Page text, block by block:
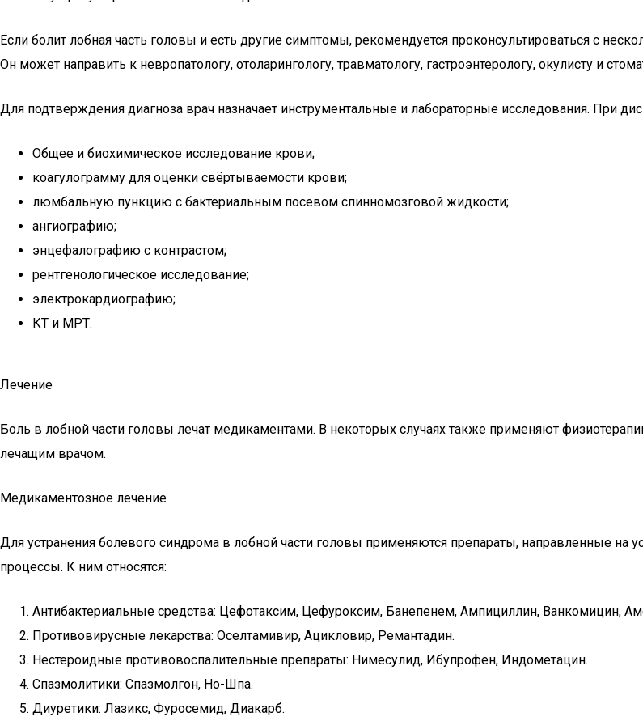
Если болит лобная часть головы и есть другие симптомы, рекомендуется проконсультироваться с
Он может направить к невропатологу, отоларингологу, травматологу, гастроэнтерологу, окулисту и
Для подтверждения диагноза врач назначает инструментальные и лабораторные исследования. При
Общее и биохимическое исследование крови;
коагулограмму для оценки свёртываемости крови;
люмбальную пункцию с бактериальным посевом спинномозговой жидкости;
ангиографию;
энцефалографию с контрастом;
рентгенологическое исследование;
электрокардиографию;
КТ и МРТ.
Лечение
Боль в лобной части головы лечат медикаментами. В некоторых случаях также применяют
лечащим врачом.
Медикаментозное лечение
Для устранения болевого синдрома в лобной части головы применяются препараты, направленные на
процессы. К ним относятся:
Антибактериальные средства: Цефотаксим, Цефуроксим, Банепенем, Ампициллин, Ванкомицин,
Противовирусные лекарства: Оселтамивир, Ацикловир, Ремантадин.
Нестероидные противовоспалительные препараты: Нимесулид, Ибупрофен, Индометацин.
Спазмолитики: Спазмолгон, Но-Шпа.
Диуретики: Лазикс, Фуросемид, Диакарб.